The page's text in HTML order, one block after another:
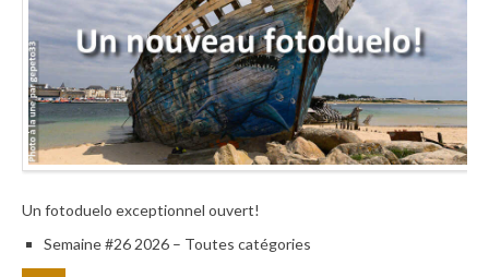
Un fotoduelo exceptionnel ouvert!
Semaine #26 2026 – Toutes catégories